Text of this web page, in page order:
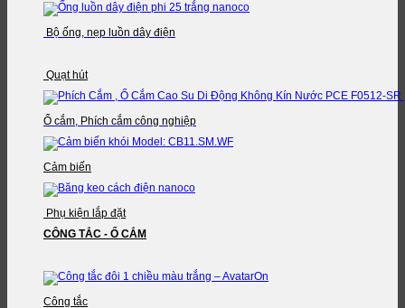
Bộ ống, nẹp luồn dây điện
Quạt hút
Ổ cắm, Phích cắm công nghiệp
Cảm biến
Phụ kiện lắp đặt
CÔNG TẮC - Ổ CẮM
Công tắc